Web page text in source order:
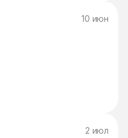
10 июн
2 июл